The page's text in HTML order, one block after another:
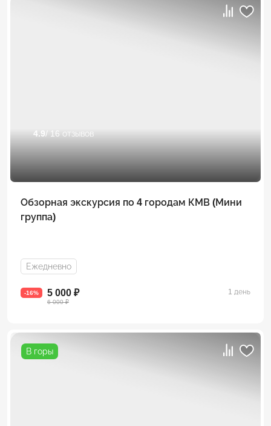
4.9 / 16 отзывов
Обзорная экскурсия по 4 городам КМВ (Мини
группа)
Ежедневно
-16% 5 000 ₽
6 000 ₽
1 день
В горы